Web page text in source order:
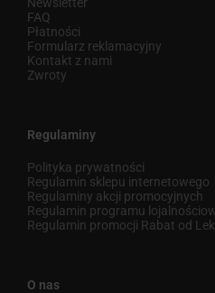
FAQ
Płatności
Formularz reklamacyjny
Kontakt z nami
Zwroty
Regulaminy
Polityka prywatności
Regulamin sklepu internetowego
Regulaminy akcji promocyjnych
Regulamin programu
Regulamin promocji Rabat od
O nas